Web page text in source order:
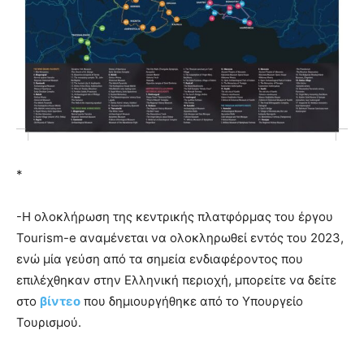
*
-Η ολοκλήρωση της κεντρικής πλατφόρμας του έργου
Tourism-e αναμένεται να ολοκληρωθεί εντός του 2023,
ενώ μία γεύση από τα σημεία ενδιαφέροντος που
επιλέχθηκαν στην Ελληνική περιοχή, μπορείτε να δείτε
στο βίντεο που δημιουργήθηκε από το Υπουργείο
Τουρισμού.